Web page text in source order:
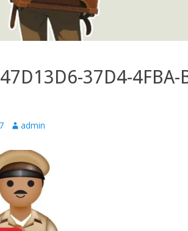
37D4-4FBA-
Autoradmin